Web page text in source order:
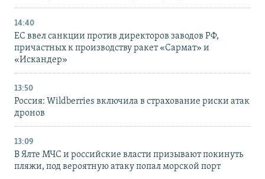
14:40
ЕС ввел санкции против директоров заводов РФ,
причастных к производству ракет «Сармат» и
«Искандер»
13:50
Россия: Wildberries включила в страхование риски атак
дронов
13:09
В Ялте МЧС и российские власти призывают покинуть
пляжи, под вероятную атаку попал морской порт